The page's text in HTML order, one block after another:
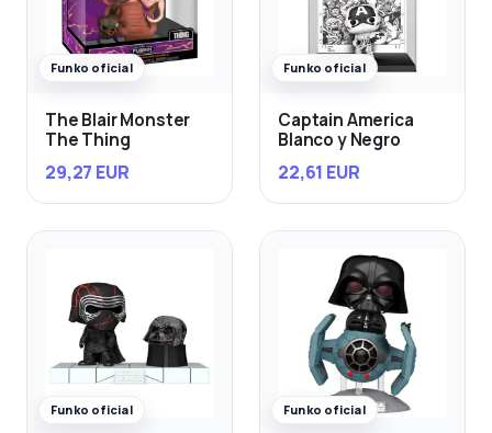
Funko oficial
The Blair Monster
The Thing
29,27 EUR
Funko oficial
Captain America
Blanco y Negro
22,61 EUR
Funko oficial Funko oficial